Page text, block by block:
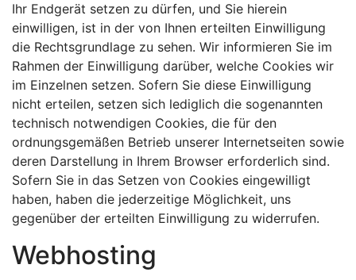
Ihr Endgerät setzen zu dürfen, und Sie hierein
einwilligen, ist in der von Ihnen erteilten Einwilligung
die Rechtsgrundlage zu sehen. Wir informieren Sie im
Rahmen der Einwilligung darüber, welche Cookies wir
im Einzelnen setzen. Sofern Sie diese Einwilligung
nicht erteilen, setzen sich lediglich die sogenannten
technisch notwendigen Cookies, die für den
ordnungsgemäßen Betrieb unserer Internetseiten sowie
deren Darstellung in Ihrem Browser erforderlich sind.
Sofern Sie in das Setzen von Cookies eingewilligt
haben, haben die jederzeitige Möglichkeit, uns
gegenüber der erteilten Einwilligung zu widerrufen.
Webhosting